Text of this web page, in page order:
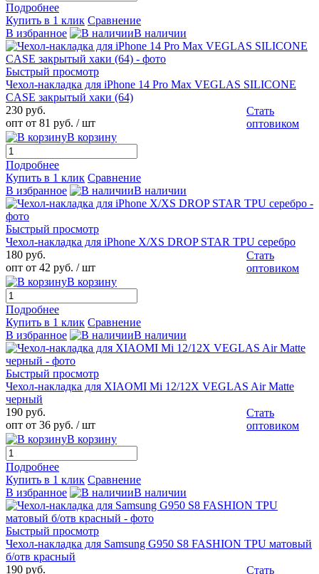
Подробнее
Купить в 1 клик Сравнение
В избранное
В наличии
Быстрый просмотр
Чехол-накладка для iPhone 14 Pro Max VEGLAS SILICONE
CASE закрытый хаки (64)
230 руб.
опт от 81 руб. / шт
Стать
оптовиком
В корзину
Подробнее
Купить в 1 клик Сравнение
В избранное
В наличии
Быстрый просмотр
Чехол-накладка для iPhone X/XS DROP STAR TPU серебро
180 руб.
опт от 42 руб. / шт
Стать
оптовиком
В корзину
Подробнее
Купить в 1 клик Сравнение
В избранное
В наличии
Быстрый просмотр
Чехол-накладка для XIAOMI Mi 12/12X VEGLAS Air Matte
черный
190 руб.
опт от 36 руб. / шт
Стать
оптовиком
В корзину
Подробнее
Купить в 1 клик Сравнение
В избранное
В наличии
Быстрый просмотр
Чехол-накладка для Samsung G950 S8 FASHION TPU матовый
б/отв красный
190 руб.
Стать